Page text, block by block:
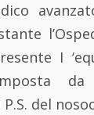
I
del